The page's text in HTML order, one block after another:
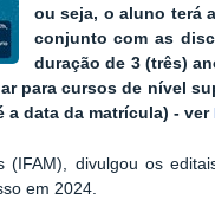
ou seja, o aluno terá
conjunto com as
duração de 3 (três)
para cursos de nível
a data da matrícula) - ver
(IFAM), divulgou os
em 2024.